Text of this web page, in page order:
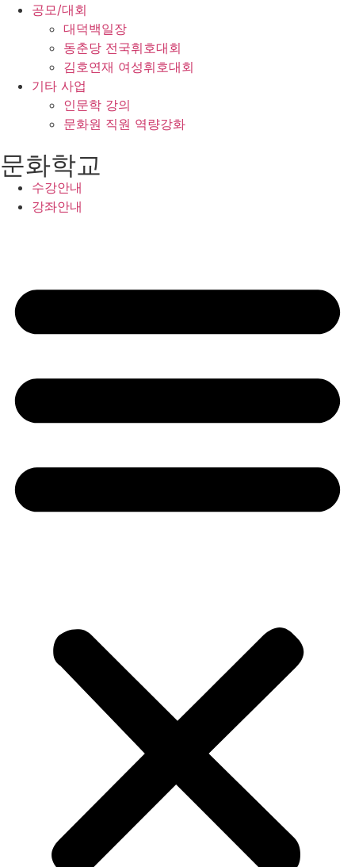
공모/대회
대덕백일장
동춘당 전국휘호대회
김호연재 여성휘호대회
기타 사업
인문학 강의
문화원 직원 역량강화
문화학교
수강안내
강좌안내